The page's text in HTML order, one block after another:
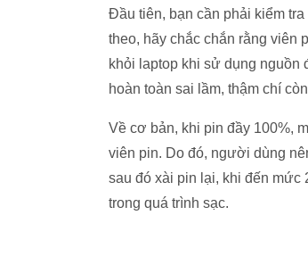
Đầu tiên, bạn cần phải kiểm
theo, hãy chắc chắn rằng
khỏi laptop khi sử dụng nguồn
hoàn toàn sai lầm, thậm chí
Về cơ bản, khi pin đầy 100%,
viên pin. Do đó, người dùng
sau đó xài pin lại, khi đến mức
trong quá trình sạc.